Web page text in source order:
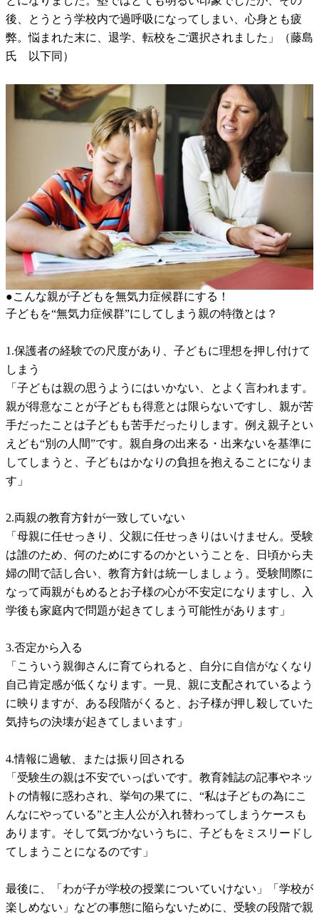
後、とうとう学校内で過呼吸になってしまい、心身とも疲
弊。悩まれた末に、退学、転校をご選択されました」（藤島
氏 以下同）
●こんな親が子どもを無気力症候群にする！
子どもを“無気力症候群”にしてしまう親の特徴とは？
1.保護者の経験での尺度があり、子どもに理想を押し付けて
しまう
「子どもは親の思うようにはいかない、とよく言われます。
親が得意なことが子どもも得意とは限らないですし、親が苦
手だったことは子どもも苦手だったりします。例え親子とい
えども“別の人間”です。親自身の出来る・出来ないを基準に
してしまうと、子どもはかなりの負担を抱えることになりま
す」
2.両親の教育方針が一致していない
「母親に任せっきり、父親に任せっきりはいけません。受験
は誰のため、何のためにするのかということを、日頃から夫
婦の間で話し合い、教育方針は統一しましょう。受験間際に
なって両親がもめるとお子様の心が不安定になりますし、入
学後も家庭内で問題が起きてしまう可能性があります」
3.否定から入る
「こういう親御さんに育てられると、自分に自信がなくなり
自己肯定感が低くなります。一見、親に支配されているよう
に映りますが、ある段階がくると、お子様が押し殺していた
気持ちの決壊が起きてしまいます」
4.情報に過敏、または振り回される
「受験生の親は不安でいっぱいです。教育雑誌の記事やネッ
トの情報に惑わされ、挙句の果てに、“私は子どもの為にこ
んなにやっている”と主人公が入れ替わってしまうケースも
あります。そして気づかないうちに、子どもをミスリードし
てしまうことになるのです」
最後に、「わが子が学校の授業についていけない」「学校が
楽しめない」などの事態に陥らないために、受験の段階で親